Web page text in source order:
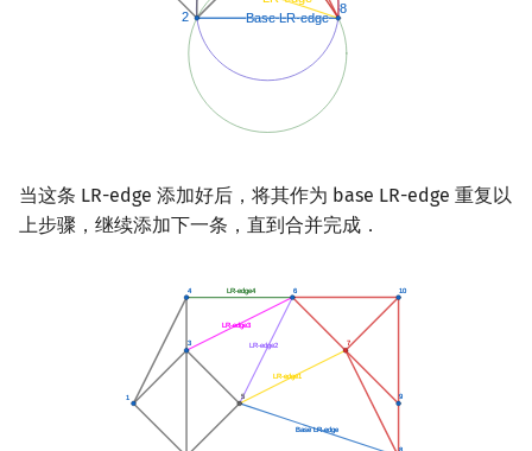
当这条 LR-edge 添加好后，将其作为 base LR-edge 重复以
上步骤，继续添加下一条，直到合并完成．